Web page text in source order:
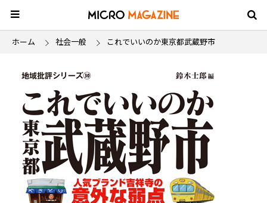
ホーム 社会一般 これでいいのか東京都武蔵野市